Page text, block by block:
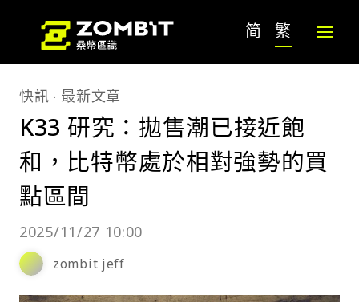
简 繁
快訊 最新文章
K33 研究：拋售潮已接近飽
和，比特幣處於相對強勢的買
點區間
2025/11/27 10:00
zombit jeff